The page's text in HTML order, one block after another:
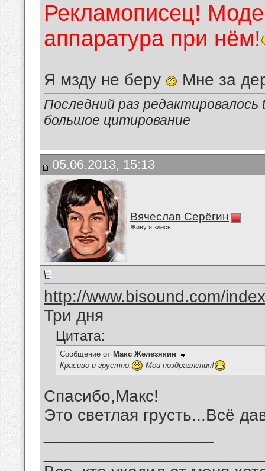
Рекламописец!
аппаратура при нём!
Я мзду не беру Мне за
Последний раз
большое цитирование
05.06.2013, 15:13
Вячеслав Серёгин
Живу я здесь
http://www.bisound.com/
Три дня
Цитата:
Сообщение от Макс Железякин
Красиво и грустно.
Мои поздравления!
Спасибо,Макс!
Это светлая грусть...Всё